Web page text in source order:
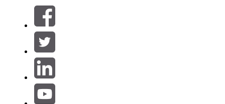
Filtre (0)
VELG FILTRE
Produktområde